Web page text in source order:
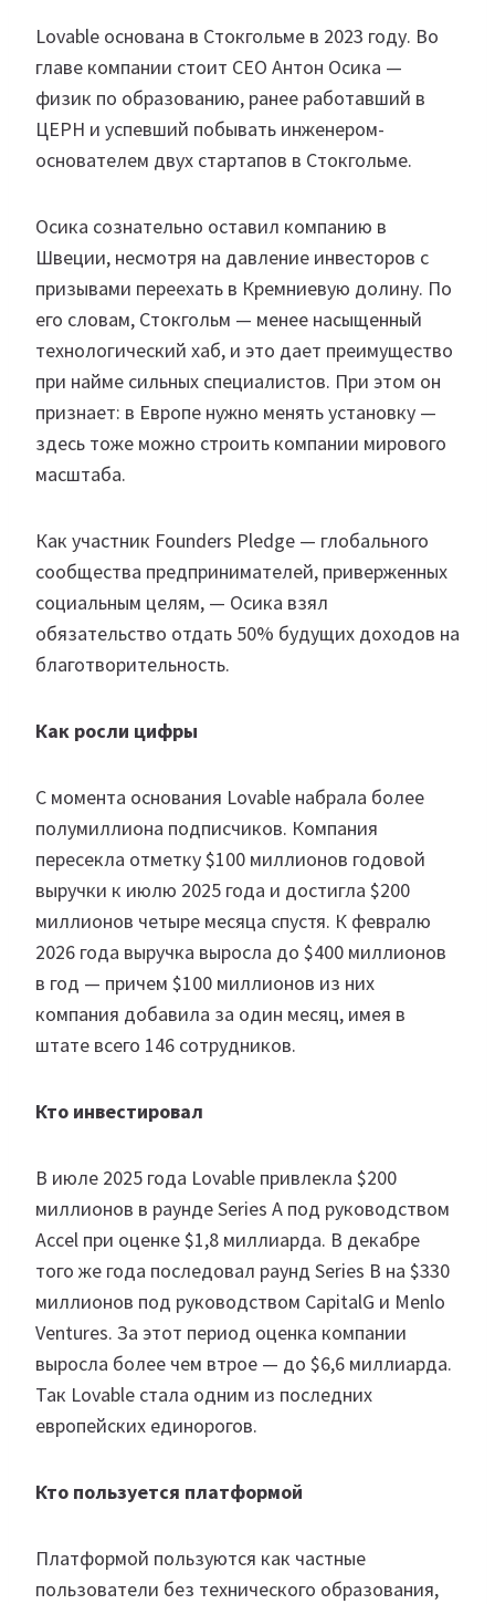
Lovable основана в Стокгольме в 2023 году. Во
главе компании стоит CEO Антон Осика —
физик по образованию, ранее работавший в
ЦЕРН и успевший побывать инженером-
основателем двух стартапов в Стокгольме.
Осика сознательно оставил компанию в
Швеции, несмотря на давление инвесторов с
призывами переехать в Кремниевую долину. По
его словам, Стокгольм — менее насыщенный
технологический хаб, и это дает преимущество
при найме сильных специалистов. При этом он
признает: в Европе нужно менять установку —
здесь тоже можно строить компании мирового
масштаба.
Как участник Founders Pledge — глобального
сообщества предпринимателей, приверженных
социальным целям, — Осика взял
обязательство отдать 50% будущих доходов на
благотворительность.
Как росли цифры
С момента основания Lovable набрала более
полумиллиона подписчиков. Компания
пересекла отметку $100 миллионов годовой
выручки к июлю 2025 года и достигла $200
миллионов четыре месяца спустя. К февралю
2026 года выручка выросла до $400 миллионов
в год — причем $100 миллионов из них
компания добавила за один месяц, имея в
штате всего 146 сотрудников.
Кто инвестировал
В июле 2025 года Lovable привлекла $200
миллионов в раунде Series A под руководством
Accel при оценке $1,8 миллиарда. В декабре
того же года последовал раунд Series B на $330
миллионов под руководством CapitalG и Menlo
Ventures. За этот период оценка компании
выросла более чем втрое — до $6,6 миллиарда.
Так Lovable стала одним из последних
европейских единорогов.
Кто пользуется платформой
Платформой пользуются как частные
пользователи без технического образования,